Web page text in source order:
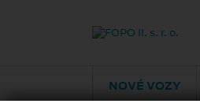
NOVÉ VOZY